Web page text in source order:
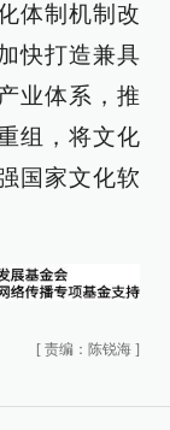
体制机制改
快打造兼具
业体系，推
组，将文化
国家文化软
[ 责编：陈锐海 ]